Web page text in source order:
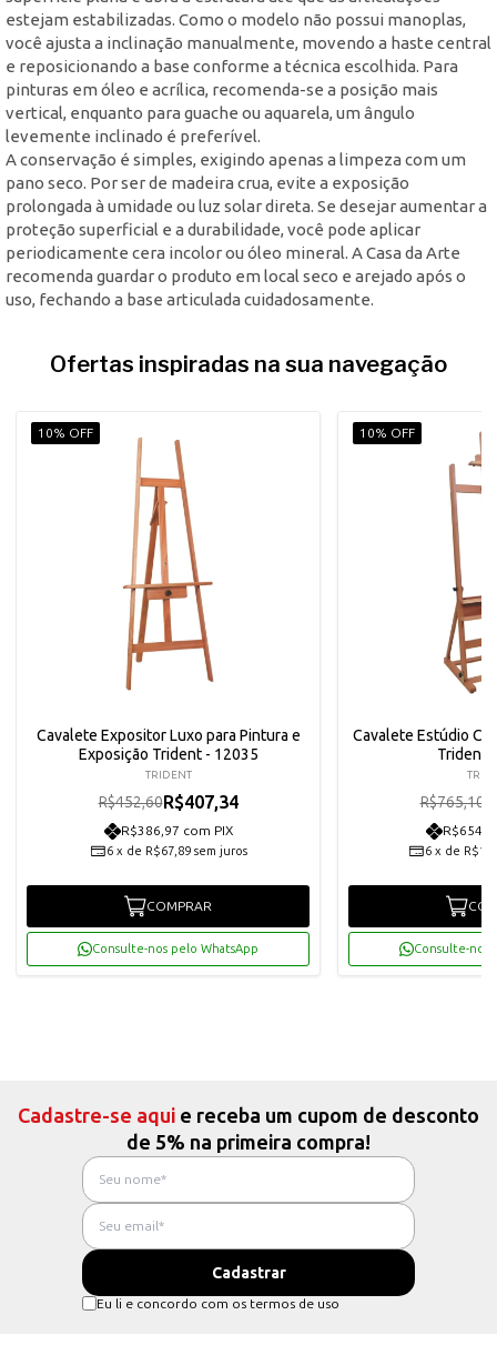
estejam estabilizadas. Como o modelo não possui manoplas,
você ajusta a inclinação manualmente, movendo a haste central
e reposicionando a base conforme a técnica escolhida. Para
pinturas em óleo e acrílica, recomenda-se a posição mais
vertical, enquanto para guache ou aquarela, um ângulo
levemente inclinado é preferível.
A conservação é simples, exigindo apenas a limpeza com um
pano seco. Por ser de madeira crua, evite a exposição
prolongada à umidade ou luz solar direta. Se desejar aumentar a
proteção superficial e a durabilidade, você pode aplicar
periodicamente cera incolor ou óleo mineral. A Casa da Arte
recomenda guardar o produto em local seco e arejado após o
uso, fechando a base articulada cuidadosamente.
Ofertas inspiradas na sua navegação
10% OFF
Cavalete Expositor Luxo para Pintura e
Exposição Trident - 12035
TRIDENT
R$452,60R$407,34
R$386,97 com PIX
6 x de R$67,89 sem juros
COMPRAR
Consulte-nos pelo WhatsApp
10% OFF
Cavalete Estúdio
Trident
R$765,10
6 x de
Consulte-nos
Cadastre-se aqui e receba um cupom de desconto
de 5% na primeira compra!
Eu li e concordo com os termos de uso